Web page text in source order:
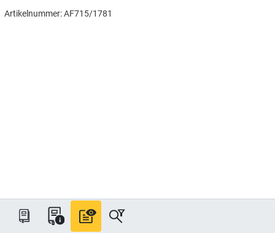
Artikelnummer: AF715/1781